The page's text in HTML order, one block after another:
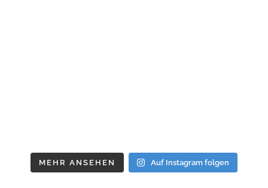
MEHR ANSEHEN Auf Instagram folgen